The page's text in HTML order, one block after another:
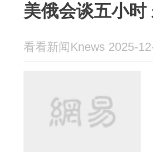
美俄会谈五小
看看新闻Knews 2025-